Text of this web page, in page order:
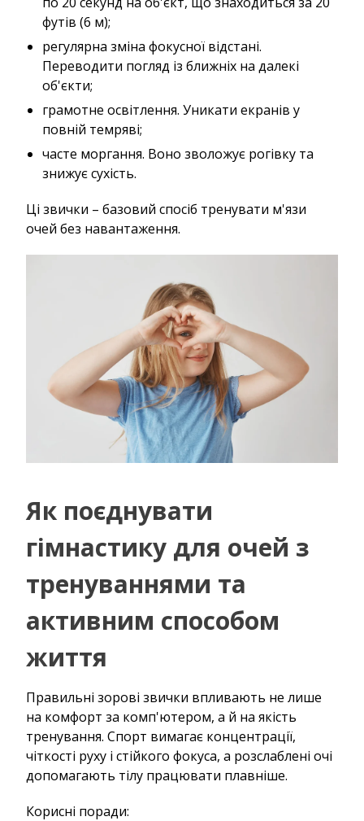
футів (6 м);
регулярна зміна фокусної відстані.
Переводити погляд із ближніх на далекі
об'єкти;
грамотне освітлення. Уникати екранів у
повній темряві;
часте моргання. Воно зволожує рогівку та
знижує сухість.
Ці звички – базовий спосіб тренувати м'язи
очей без навантаження.
Як поєднувати
гімнастику для очей з
тренуваннями та
активним способом
життя
Правильні зорові звички впливають не лише
на комфорт за комп'ютером, а й на якість
тренування. Спорт вимагає концентрації,
чіткості руху і стійкого фокуса, а розслаблені очі
допомагають тілу працювати плавніше.
Корисні поради: